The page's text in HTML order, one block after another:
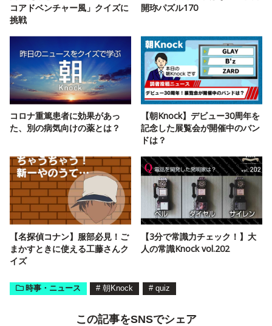
コアドベンチャー風」クイズに
挑戦
開珎パズル170
コロナ重篤患者に効果があっ
た、別の病気向けの薬とは？
【朝Knock】デビュー30周年を
記念した展覧会が開催中のバン
ドは？
【名探偵コナン】服部必見！ご
まかすときに使える工藤さんク
イズ
【3分で常識力チェック！】大
人の常識Knock vol.202
時事・ニュース # 朝Knock # quiz
この記事をSNSでシェア